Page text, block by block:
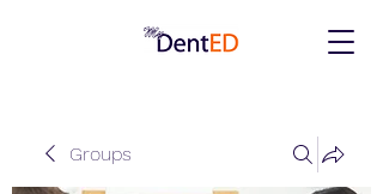
Groups